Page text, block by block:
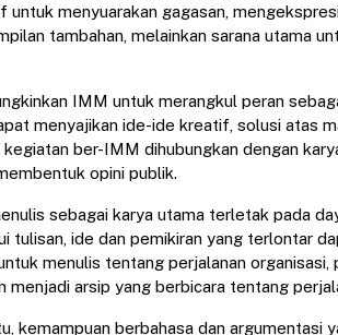
menyuarakan gagasan,
tambahan, melainkan sarana utama
IMM untuk merangkul peran
menyajikan ide-ide kreatif, solusi atas
ber-IMM dihubungkan dengan
opini publik.
sebagai karya utama terletak pada
tulisan, ide dan pemikiran yang terlontar
menulis tentang perjalanan
menjadi arsip yang berbicara tentang
kemampuan berbahasa dan